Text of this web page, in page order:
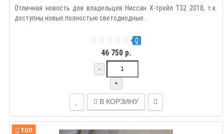
Отличная новость для владельцев Ниссан Х-трейл Т32 2018, т.к.
доступны новые полностью светодиодные ..
0
46 750 р.
-
+
В КОРЗИНУ
ТОП